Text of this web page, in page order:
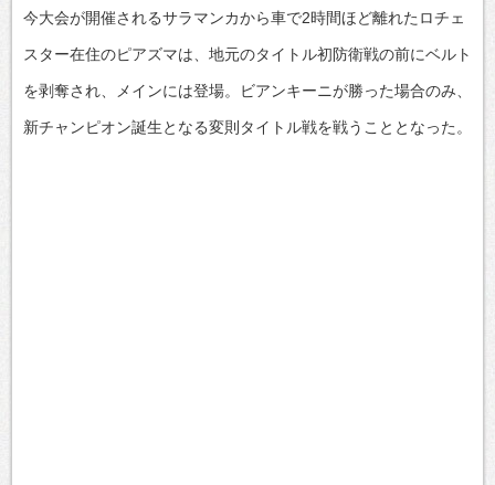
今大会が開催されるサラマンカから車で2時間ほど離れたロチェ
スター在住のピアズマは、地元のタイトル初防衛戦の前にベルト
を剥奪され、メインには登場。ビアンキーニが勝った場合のみ、
新チャンピオン誕生となる変則タイトル戦を戦うこととなった。